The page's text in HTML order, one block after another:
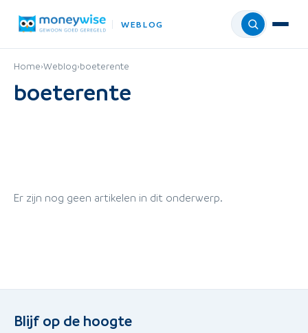
WEBLOG Menu
Home›Weblog›boeterente
boeterente
Er zijn nog geen artikelen in dit onderwerp.
Blijf op de hoogte